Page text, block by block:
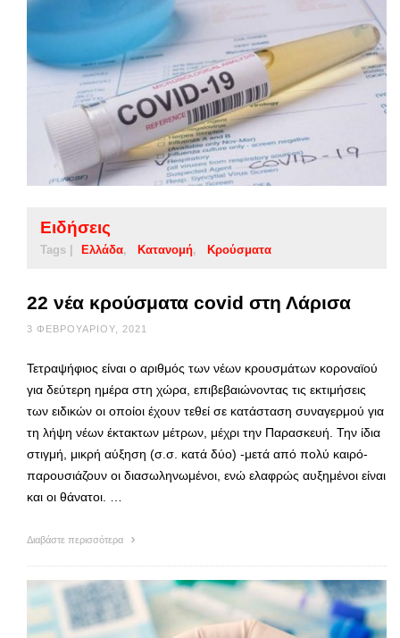
Ειδήσεις
Tags | Ελλάδα Κατανομή Κρούσματα
22 νέα κρούσματα covid στη Λάρισα
3 ΦΕΒΡΟΥΑΡΊΟΥ, 2021
Τετραψήφιος είναι ο αριθμός των νέων κρουσμάτων κοροναϊού
για δεύτερη ημέρα στη χώρα, επιβεβαιώνοντας τις εκτιμήσεις
των ειδικών οι οποίοι έχουν τεθεί σε κατάσταση συναγερμού για
τη λήψη νέων έκτακτων μέτρων, μέχρι την Παρασκευή. Την ίδια
στιγμή, μικρή αύξηση (σ.σ. κατά δύο) -μετά από πολύ καιρό-
παρουσιάζουν οι διασωληνωμένοι, ενώ ελαφρώς αυξημένοι είναι
και οι θάνατοι. …
Διαβάστε περισσότερα